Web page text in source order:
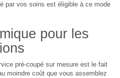
par vos soins est éligible à ce mode
pour les
pré-coupé sur mesure est le fait
moindre coût que vous assemblez